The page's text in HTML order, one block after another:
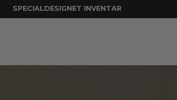
SPECIALDESIGNET INVENTAR